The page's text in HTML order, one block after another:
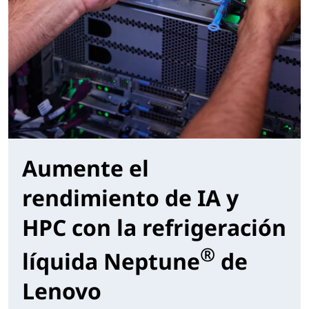
Aumente el
rendimiento de IA y
HPC con la refrigeración
líquida Neptune® de
Lenovo